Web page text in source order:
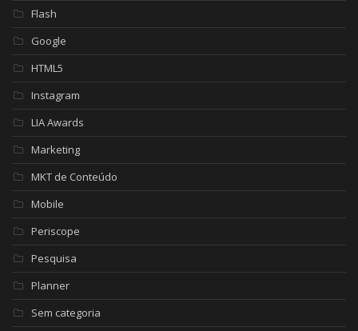
Flash
Google
HTML5
Instagram
LIA Awards
Marketing
MKT de Conteúdo
Mobile
Periscope
Pesquisa
Planner
Sem categoria